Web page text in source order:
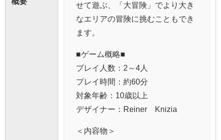
せて遊ぶ、「大冒険」でより大き
なエリアの冒険に挑むこともでき
ます。
■ゲーム概略■
プレイ人数：2～4人
プレイ時間：約60分
対象年齢：10歳以上
デザイナー：Reiner Knizia
＜内容物＞